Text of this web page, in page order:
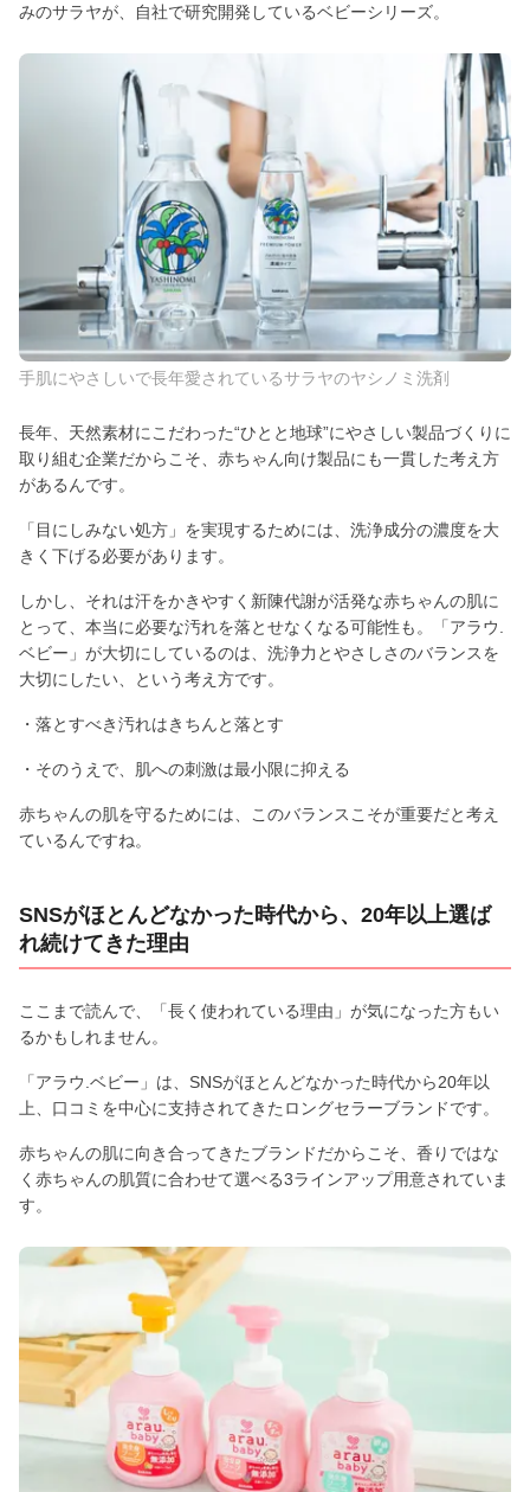
みのサラヤが、自社で研究開発しているベビーシリーズ。
手肌にやさしいで長年愛されているサラヤのヤシノミ洗剤
長年、天然素材にこだわった“ひとと地球”にやさしい製品づくりに
取り組む企業だからこそ、赤ちゃん向け製品にも一貫した考え方
があるんです。
「目にしみない処方」を実現するためには、洗浄成分の濃度を大
きく下げる必要があります。
しかし、それは汗をかきやすく新陳代謝が活発な赤ちゃんの肌に
とって、本当に必要な汚れを落とせなくなる可能性も。「アラウ.
ベビー」が大切にしているのは、洗浄力とやさしさのバランスを
大切にしたい、という考え方です。
・落とすべき汚れはきちんと落とす
・そのうえで、肌への刺激は最小限に抑える
赤ちゃんの肌を守るためには、このバランスこそが重要だと考え
ているんですね。
SNSがほとんどなかった時代から、20年以上選ば
れ続けてきた理由
ここまで読んで、「長く使われている理由」が気になった方もい
るかもしれません。
「アラウ.ベビー」は、SNSがほとんどなかった時代から20年以
上、口コミを中心に支持されてきたロングセラーブランドです。
赤ちゃんの肌に向き合ってきたブランドだからこそ、香りではな
く赤ちゃんの肌質に合わせて選べる3ラインアップ用意されていま
す。